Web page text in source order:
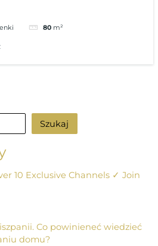
80 m²
Szukaj
10 Exclusive Channels ✓ Join
Co powinieneć wiedzieć
domu?